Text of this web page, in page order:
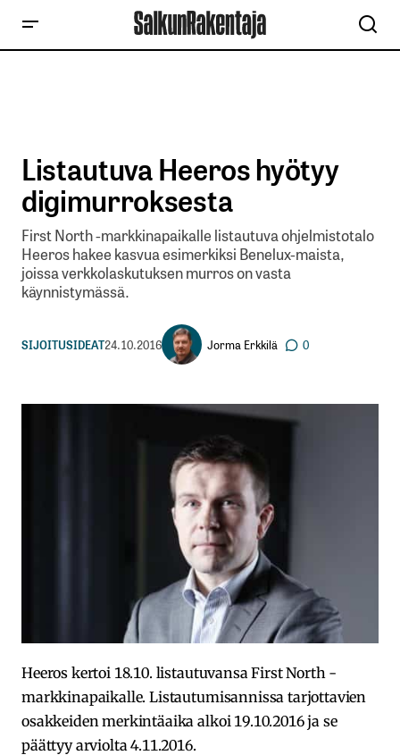
Listautuva Heeros hyötyy
digimurroksesta
First North -markkinapaikalle listautuva ohjelmistotalo
Heeros hakee kasvua esimerkiksi Benelux-maista,
joissa verkkolaskutuksen murros on vasta
käynnistymässä.
SIJOITUSIDEAT24.10.2016 Jorma Erkkilä 0
Heeros kertoi 18.10. listautuvansa First North -
markkinapaikalle. Listautumisannissa tarjottavien
osakkeiden merkintäaika alkoi 19.10.2016 ja se
päättyy arviolta 4.11.2016.